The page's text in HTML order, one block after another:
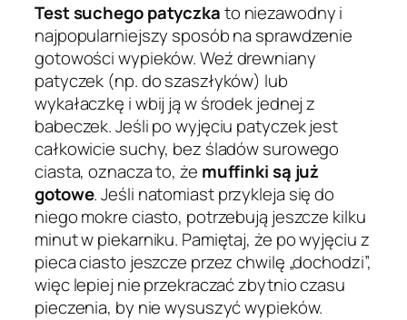
Test suchego patyczkato niezawodny i
najpopularniejszy sposób na sprawdzenie
gotowości wypieków. Weź drewniany
patyczek (np. do szaszłyków) lub
wykałaczkę i wbij ją w środek jednej z
babeczek. Jeśli po wyjęciu patyczek jest
całkowicie suchy, bez śladów surowego
ciasta, oznacza to, że muffinki są już
gotowe. Jeśli natomiast przykleja się do
niego mokre ciasto, potrzebują jeszcze kilku
minut w piekarniku. Pamiętaj, że po wyjęciu z
pieca ciasto jeszcze przez chwilę „dochodzi”,
więc lepiej nie przekraczać zbytnio czasu
pieczenia, by nie wysuszyć wypieków.